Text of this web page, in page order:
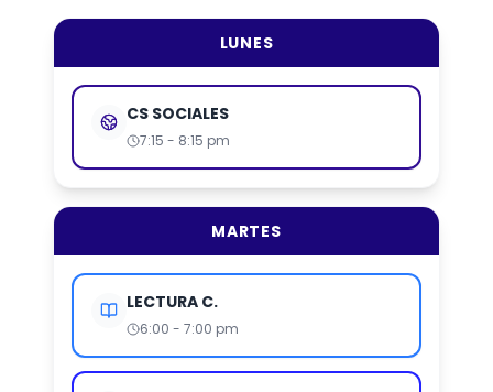
LUNES
CS SOCIALES
7:15 - 8:15 pm
MARTES
LECTURA C.
6:00 - 7:00 pm